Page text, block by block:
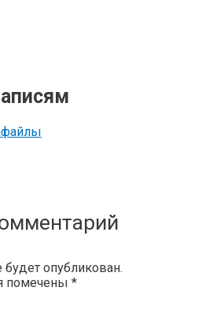
опубликован.
помечены *